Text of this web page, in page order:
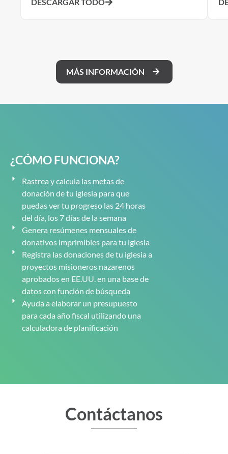
MÁS INFORMACIÓN
¿CÓMO FUNCIONA?
Rastrea y calcula las metas de
donación de tu iglesia para que
puedas ver tu progreso las 24 horas
del día, los 7 días de la semana
Genera resúmenes mensuales de
donativos imprimibles para tu iglesia
Registra las donaciones de tu iglesia a
proyectos misioneros nazarenos
aprobados en EE.UU. en una base de
datos con función de búsqueda
Ayuda a elaborar un presupuesto
para cada año fiscal utilizando una
calculadora de planificación
Contáctanos